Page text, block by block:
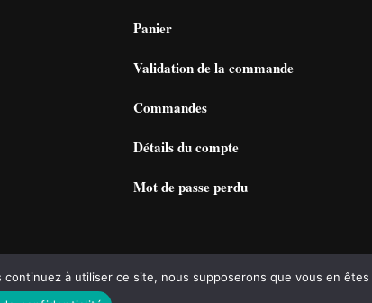
Panier
Validation de la commande
Commandes
Détails du compte
Mot de passe perdu
à utiliser ce site, nous supposerons que vous en